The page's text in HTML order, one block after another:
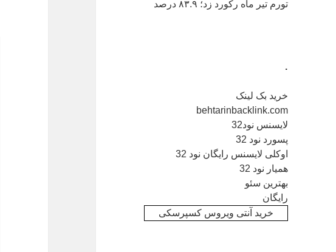
تورم تیر ماه رکورد زد؛ ۸۳.۹ درصد
.
خرید بک لینک
behtarinbacklink.com
لایسنس نود32
پسورد نود 32
اوکلی لایسنس رایگان نود 32
همیار نود 32
بهترین سئو
رایگان
خرید آنتی ویروس کسپرسکی